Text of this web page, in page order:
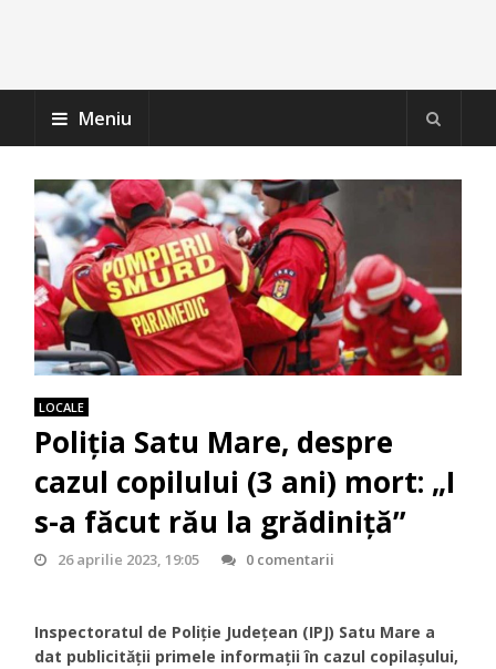
Meniu
LOCALE
Poliția Satu Mare, despre
cazul copilului (3 ani) mort: „I
s-a făcut rău la grădiniță”
26 aprilie 2023, 19:05 0 comentarii
Inspectoratul de Poliție Județean (IPJ) Satu Mare a
dat publicității primele informații în cazul copilașului,